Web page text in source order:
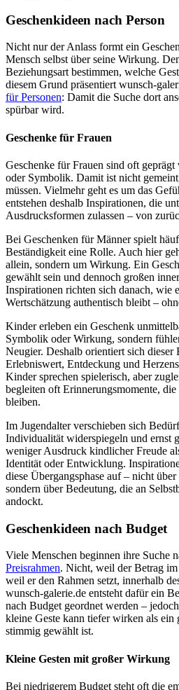
Geschenkideen nach Person
Nicht nur der Anlass formt ein
Mensch selbst über seine Wirkung.
Beziehungsart bestimmen, welche
diesem Grund präsentiert wunsch-
für Personen: Damit die Suche dort
spürbar wird.
Geschenke für Frauen
Geschenke für Frauen sind oft
oder Symbolik. Damit ist nicht
müssen. Vielmehr geht es um das
entstehen deshalb Inspirationen, die
Ausdrucksformen zulassen – von
Bei Geschenken für Männer spielt
Beständigkeit eine Rolle. Auch hier
allein, sondern um Wirkung. Ein
gewählt sein und dennoch großen
Inspirationen richten sich danach, wie
Wertschätzung authentisch bleibt –
Kinder erleben ein Geschenk
Symbolik oder Wirkung, sondern
Neugier. Deshalb orientiert sich dieser
Erlebniswert, Entdeckung und
Kinder sprechen spielerisch, aber
begleiten oft Erinnerungsmomente, die
bleiben.
Im Jugendalter verschieben sich
Individualität widerspiegeln und ernst
weniger Ausdruck kindlicher Freude
Identität oder Entwicklung.
diese Übergangsphase auf – nicht
sondern über Bedeutung, die an
andockt.
Geschenkideen nach Budget
Viele Menschen beginnen ihre Suche
Preisrahmen. Nicht, weil der Betrag
weil er den Rahmen setzt, innerhalb
wunsch-galerie.de entsteht dafür ein
nach Budget geordnet werden –
kleine Geste kann tiefer wirken als ein
stimmig gewählt ist.
Kleine Gesten mit großer Wirkung
Bei niedrigerem Budget steht oft die